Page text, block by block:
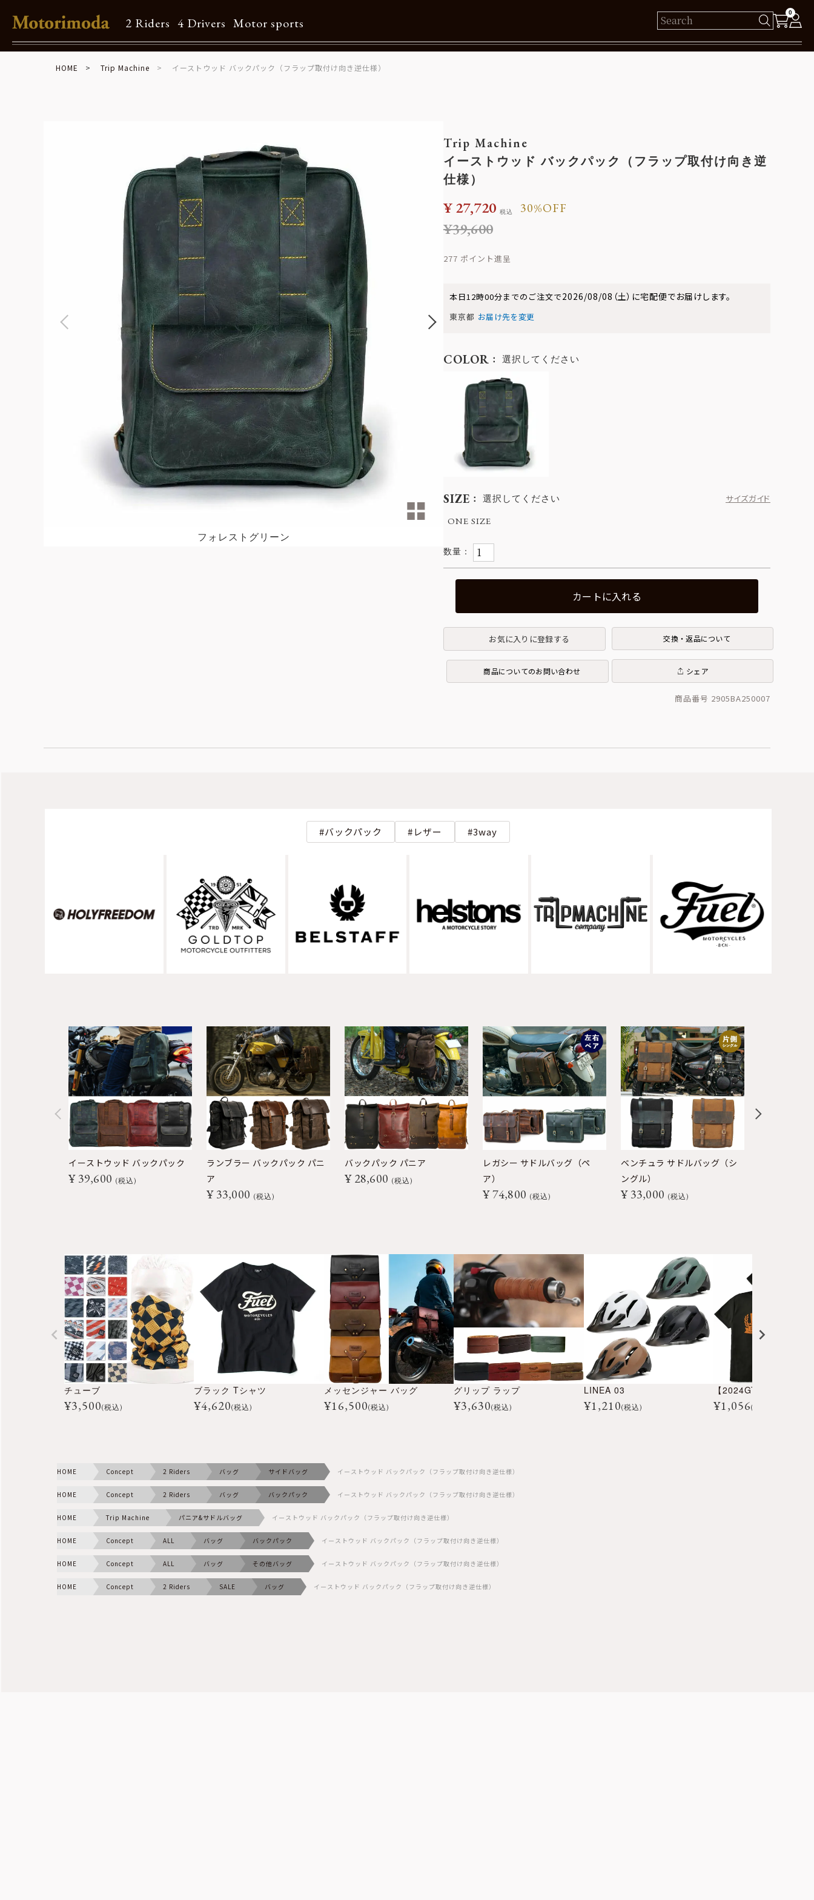
ログイン
新規会員登録
2 Riders 4 Drivers Motor sports
0
Shop Info
メルマガ購読
カタログダウンロード
リクルート
HOME Trip Machine イーストウッド バックパック（フラップ取付け向き逆仕様）
フォレストグリーン
Trip Machine
イーストウッド バックパック（フラップ取付け向き逆
仕様）
¥39,600
30%OFF
¥27,720 税込
277
本日12時00分までのご注文で2026/08/08（土） に宅配便でお届けします。
東京都 お届け先を変更
SIZE 選択してください
サイズガイド
ONE SIZE
COLOR 選択してください
カートに入れる
お気に入りに登録する 交換・返品について
商品についてのお問い合わせ シェア
商品番号 2905BA250007
バックパック レザー 3way
イーストウッド バックパック
¥ 39,600 税込
ランブラー バックパック パニ
ア
¥ 33,000 税込
バックパック パニア
¥ 28,600 税込
レガシー サドルバッグ（ペ
ア）
¥74,800 税込
ベンチュラ サドルバッグ（シ
ングル）
¥ 33,000 税込
チューブ
¥3,500(税込)
ブラック Tシャツ
¥4,620(税込)
メッセンジャー バッグ
¥16,500(税込)
グリップ ラップ
¥3,630(税込)
LINEA 03
¥1,210(税込) ¥1,056(税込)
HOME Concept 2 Riders バッグ サイドバッグ イーストウッド バックパック（フラップ取付け向き逆仕様）
HOME Concept 2 Riders バッグ バックパック イーストウッド バックパック（フラップ取付け向き逆仕様）
HOME Trip Machine パニア&サドルバッグ イーストウッド バックパック（フラップ取付け向き逆仕様）
HOME Concept ALL バッグ バックパック イーストウッド バックパック（フラップ取付け向き逆仕様）
HOME Concept ALL バッグ その他バッグ イーストウッド バックパック（フラップ取付け向き逆仕様）
HOME Concept 2 Riders SALE バッグ イーストウッド バックパック（フラップ取付け向き逆仕様）